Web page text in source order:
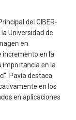
del CIBER-
Universidad de
en
incremento en la
importancia en la
Pavía destaca
en los
en aplicaciones